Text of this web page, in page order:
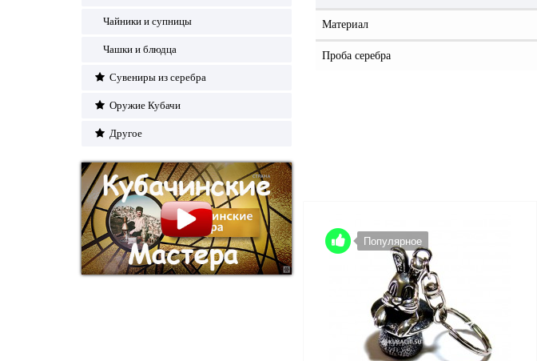
Чайники и супницы
Чашки и блюдца
Сувениры из серебра
Оружие Кубачи
Другое
Материал
Проба серебра
Популярное